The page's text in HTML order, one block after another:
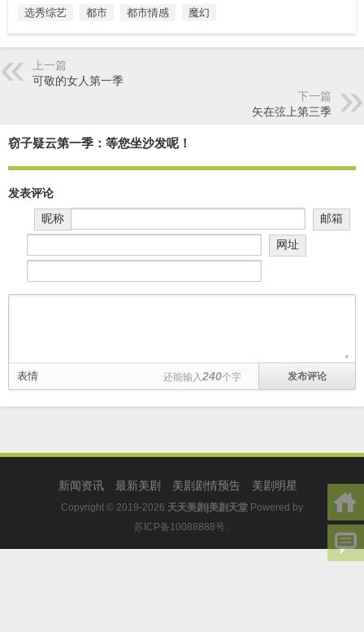
选秀综艺
都市 都市情感 魔幻
上一篇
可敬的女人第一季
下一篇
矢在弦上第三季
窃子疑云第一季：等您坐沙发呢！
发表评论
昵称
邮箱
网址
表情 还能输入240个字
新闻资讯 最新美剧 美剧剧情预告 美剧明星
Copyright © 2019-2026 天天美剧|美剧天堂 Powered by
苏ICP备10088888号 .